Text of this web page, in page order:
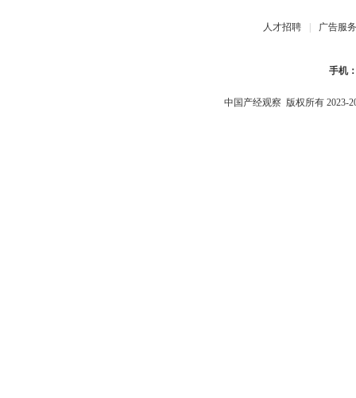
人才招聘 广告服务
手机
中国产经观察 版权所有 2023-